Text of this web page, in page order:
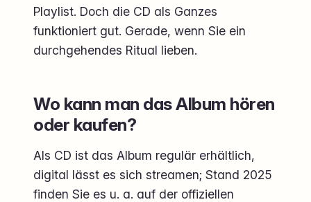
Playlist. Doch die CD als Ganzes
funktioniert gut. Gerade, wenn Sie ein
durchgehendes Ritual lieben.
Wo kann man das Album hören
oder kaufen?
Als CD ist das Album regulär erhältlich,
digital lässt es sich streamen; Stand 2025
finden Sie es u. a. auf der offiziellen